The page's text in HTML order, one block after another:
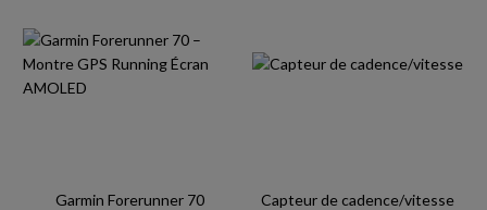
Garmin Forerunner 70 Capteur de cadence/vitesse